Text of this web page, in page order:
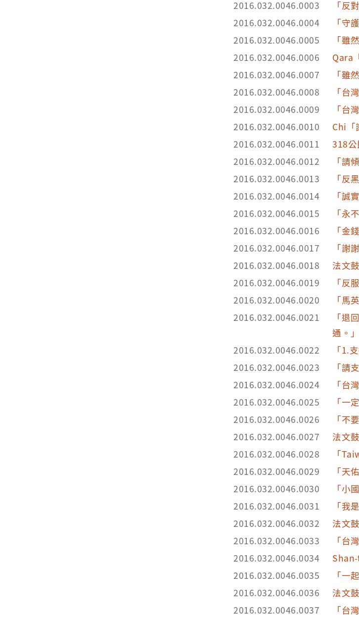
2016.032.0046.0003
「反
2016.032.0046.0004
「守
2016.032.0046.0005
「雖
2016.032.0046.0006
Qara
2016.032.0046.0007
「雖
2016.032.0046.0008
「台
2016.032.0046.0009
「台
2016.032.0046.0010
Chi「
2016.032.0046.0011
318
2016.032.0046.0012
「請
2016.032.0046.0013
「反
2016.032.0046.0014
「誠
2016.032.0046.0015
「永
2016.032.0046.0016
「金
2016.032.0046.0017
「謝
2016.032.0046.0018
法文
2016.032.0046.0019
「反
2016.032.0046.0020
「馬
2016.032.0046.0021
「退
通。
2016.032.0046.0022
「1.
2016.032.0046.0023
「請
2016.032.0046.0024
「台
2016.032.0046.0025
「一
2016.032.0046.0026
「不
2016.032.0046.0027
法文
2016.032.0046.0028
「
2016.032.0046.0029
「天
2016.032.0046.0030
「小
2016.032.0046.0031
「我
2016.032.0046.0032
法文
2016.032.0046.0033
「台
2016.032.0046.0034
2016.032.0046.0035
「一
2016.032.0046.0036
法文
2016.032.0046.0037
「台